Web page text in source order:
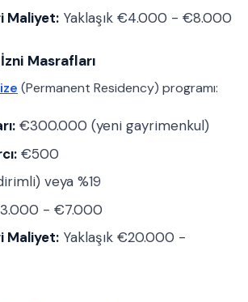
Maliyet: Yaklaşık €4.000 - €8.000
Masrafları
(Permanent Residency) programı:
€300.000 (yeni gayrimenkul)
€500
veya %19
- €7.000
Maliyet: Yaklaşık €20.000 -